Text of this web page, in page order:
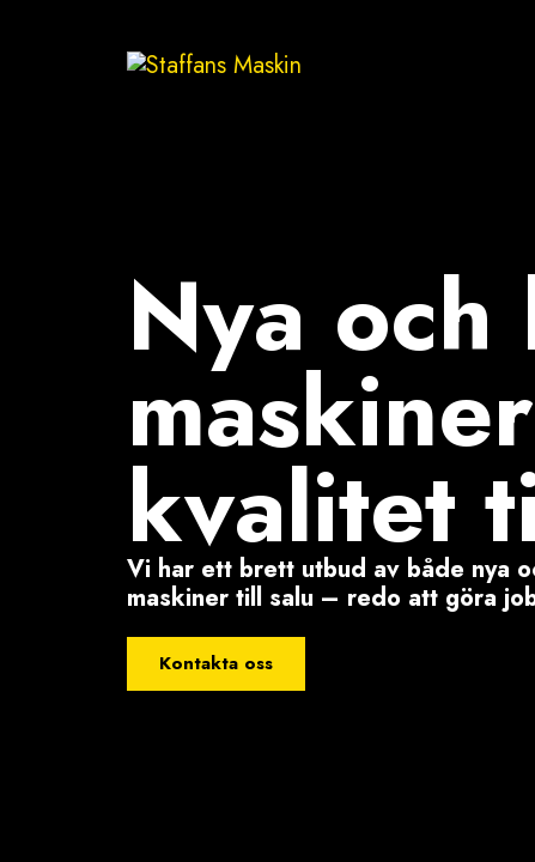
Nya
kvalitet
Vi har ett brett utbud av både nya
maskiner till salu – redo att göra
Kontakta oss